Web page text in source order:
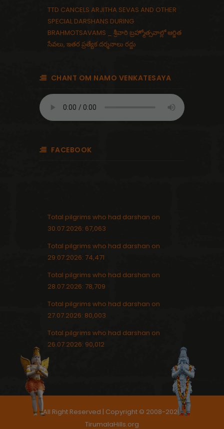
TTD CANCELS ARJITHA SEVAS AND OTHER
SPECIAL DARSHANS DURING
BRAHMOTSAVAMS _ శ్రీవారి బ్రహ్మోత్సవాల్లో ఆర్జిత
సేవలు, ఇతర ప్రత్యేక దర్శనాలు రద్దు
CHANT OM NAMO VENKATESAYA
FACEBOOK
Total pilgrims who had darshan on
30.07.2026: 67,063
Total pilgrims who had darshan on
29.07.2026: 74,471
Total pilgrims who had darshan on
28.07.2026: 78,709
Total pilgrims who had darshan on
27.07.2026: 80,003
Total pilgrims who had darshan on
26.07.2026: 90,012
All Right Reserved | Copyright © 2008-2021,
TirumalaHills.org